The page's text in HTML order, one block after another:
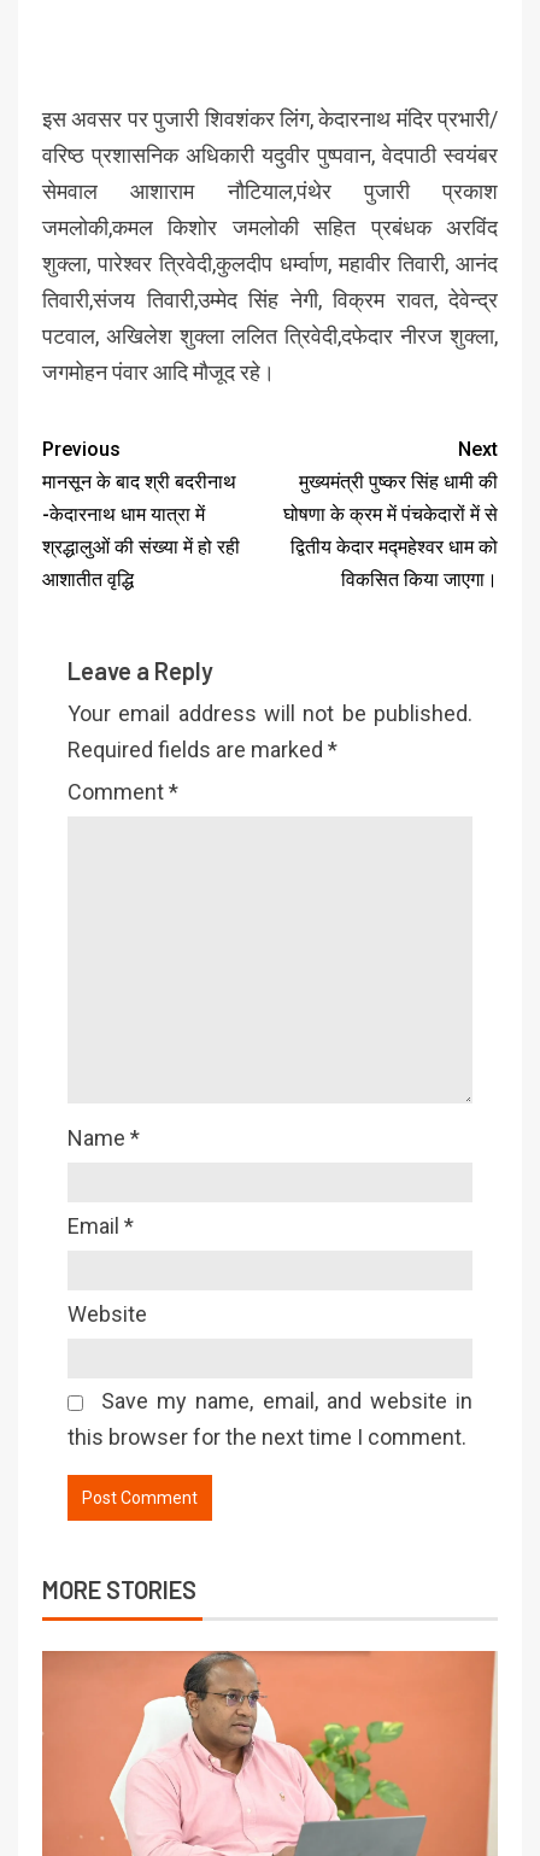
इस अवसर पर पुजारी शिवशंकर लिंग, केदारनाथ मंदिर प्रभारी/
वरिष्ठ प्रशासनिक अधिकारी यदुवीर पुष्पवान, वेदपाठी स्वयंबर
सेमवाल आशाराम नौटियाल,पंथेर पुजारी प्रकाश
जमलोकी,कमल किशोर जमलोकी सहित प्रबंधक अरविंद
शुक्ला, पारेश्वर त्रिवेदी,कुलदीप धर्म्वाण, महावीर तिवारी, आनंद
तिवारी,संजय तिवारी,उम्मेद सिंह नेगी, विक्रम रावत, देवेन्द्र
पटवाल, अखिलेश शुक्ला ललित त्रिवेदी,दफेदार नीरज शुक्ला,
जगमोहन पंवार आदि मौजूद रहे।
Previous
मानसून के बाद श्री बदरीनाथ
-केदारनाथ धाम यात्रा में
श्रद्धालुओं की संख्या में हो रही
आशातीत वृद्धि
Next
मुख्यमंत्री पुष्कर सिंह धामी की
घोषणा के क्रम में पंचकेदारों में से
द्वितीय केदार मद्महेश्वर धाम को
विकसित किया जाएगा।
Leave a Reply
Your email address will not be published.
Required fields are marked *
Comment*
Name *
Email *
Website
Save my name, email, and website in
this browser for the next time I comment.
MORE STORIES